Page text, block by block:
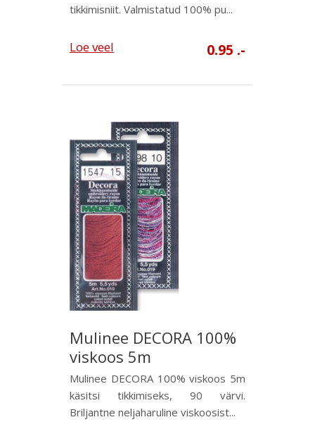
tikkimisniit. Valmistatud 100% pu...
Loe veel 0.95 .-
Mulinee DECORA 100%
viskoos 5m
Mulinee DECORA 100% viskoos 5m
käsitsi tikkimiseks, 90 värvi.
Briljantne neljaharuline viskoosist...